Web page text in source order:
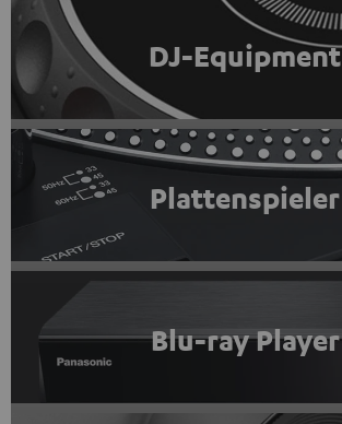
DJ-Equipment
Plattenspieler
Blu-ray Player